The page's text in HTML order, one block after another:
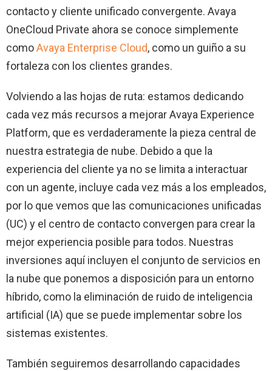
contacto y cliente unificado convergente. Avaya
OneCloud Private ahora se conoce simplemente
comoAvaya Enterprise Cloud, como un guiño a su
fortaleza con los clientes grandes.
Volviendo a las hojas de ruta: estamos dedicando
cada vez más recursos a mejorar Avaya Experience
Platform, que es verdaderamente la pieza central de
nuestra estrategia de nube. Debido a que la
experiencia del cliente ya no se limita a interactuar
con un agente, incluye cada vez más a los empleados,
por lo que vemos que las comunicaciones unificadas
(UC) y el centro de contacto convergen para crear la
mejor experiencia posible para todos. Nuestras
inversiones aquí incluyen el conjunto de servicios en
la nube que ponemos a disposición para un entorno
híbrido, como la eliminación de ruido de inteligencia
artificial (IA) que se puede implementar sobre los
sistemas existentes.
También seguiremos desarrollando capacidades